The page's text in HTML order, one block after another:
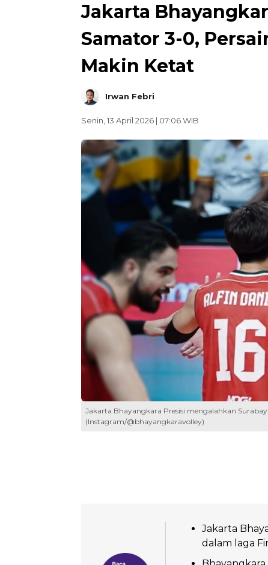
Jakarta
Samator 3-0,
Makin Ketat
Irwan Febri
Senin, 13 April 2026 | 07:06 WIB
Jakarta Bhayangkara Presisi mengalahkan
(Instagram/@bhayangkaravolley)
Jakarta
dalam laga